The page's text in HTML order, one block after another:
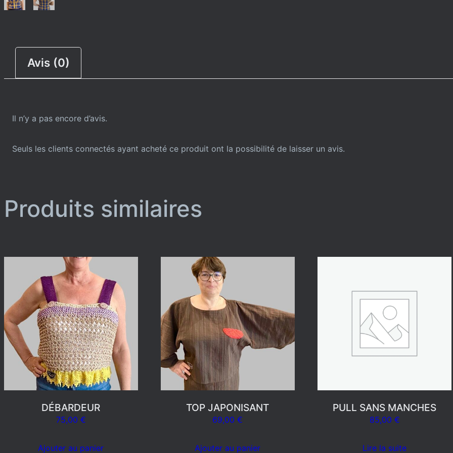
Avis (0)
Il n’y a pas encore d’avis.
Seuls les clients connectés ayant acheté ce produit ont la possibilité de laisser un avis.
Produits similaires
DÉBARDEUR
75,00 €
Ajouter au panier
TOP JAPONISANT
69,00€
Ajouter au panier
PULL SANS MANCHES
85,00 €
Lire la suite